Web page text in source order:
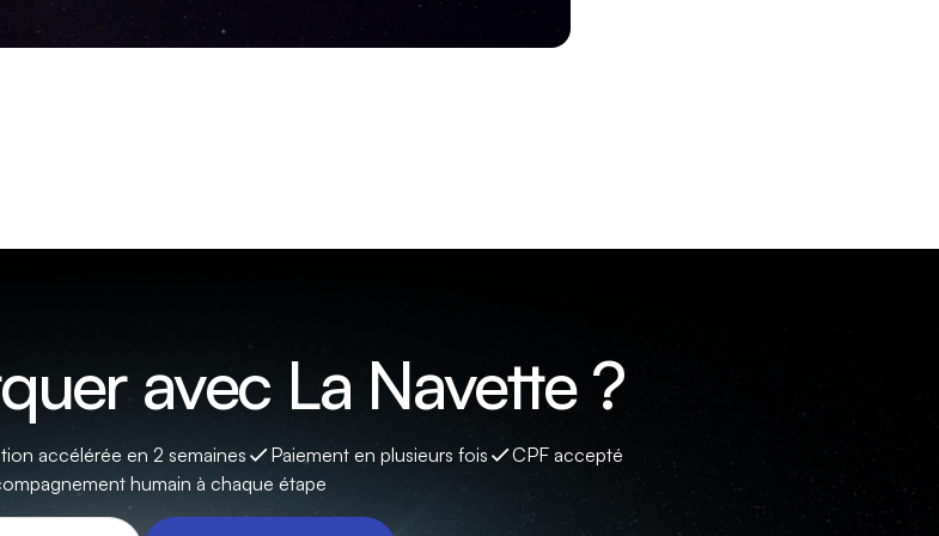
avec La Navette ?
accélérée en 2 semaines Paiement en plusieurs fois
CPF accepté
humain à chaque étape